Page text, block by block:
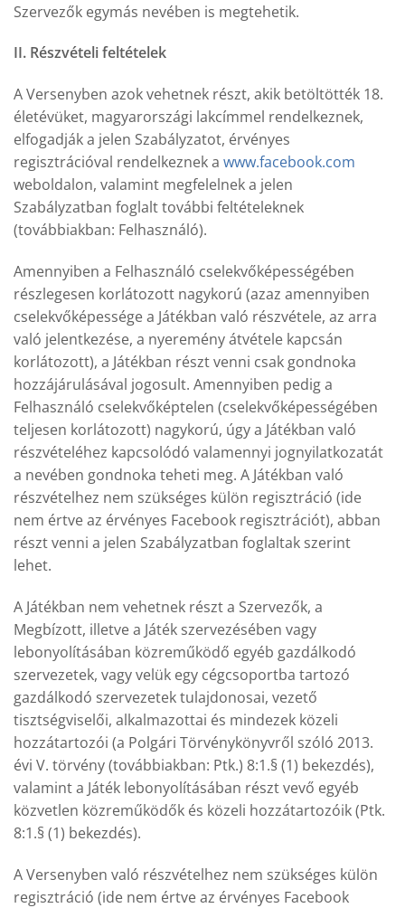
Szervezők egymás nevében is megtehetik.
II. Részvételi feltételek
A Versenyben azok vehetnek részt, akik betöltötték 18.
életévüket, magyarországi lakcímmel rendelkeznek,
elfogadják a jelen Szabályzatot, érvényes
regisztrációval rendelkeznek a www.facebook.com
weboldalon, valamint megfelelnek a jelen
Szabályzatban foglalt további feltételeknek
(továbbiakban: Felhasználó).
Amennyiben a Felhasználó cselekvőképességében
részlegesen korlátozott nagykorú (azaz amennyiben
cselekvőképessége a Játékban való részvétele, az arra
való jelentkezése, a nyeremény átvétele kapcsán
korlátozott), a Játékban részt venni csak gondnoka
hozzájárulásával jogosult. Amennyiben pedig a
Felhasználó cselekvőképtelen (cselekvőképességében
teljesen korlátozott) nagykorú, úgy a Játékban való
részvételéhez kapcsolódó valamennyi jognyilatkozatát
a nevében gondnoka teheti meg. A Játékban való
részvételhez nem szükséges külön regisztráció (ide
nem értve az érvényes Facebook regisztrációt), abban
részt venni a jelen Szabályzatban foglaltak szerint
lehet.
A Játékban nem vehetnek részt a Szervezők, a
Megbízott, illetve a Játék szervezésében vagy
lebonyolításában közreműködő egyéb gazdálkodó
szervezetek, vagy velük egy cégcsoportba tartozó
gazdálkodó szervezetek tulajdonosai, vezető
tisztségviselői, alkalmazottai és mindezek közeli
hozzátartozói (a Polgári Törvénykönyvről szóló 2013.
évi V. törvény (továbbiakban: Ptk.) 8:1.§ (1) bekezdés),
valamint a Játék lebonyolításában részt vevő egyéb
közvetlen közreműködők és közeli hozzátartozóik (Ptk.
8:1.§ (1) bekezdés).
A Versenyben való részvételhez nem szükséges külön
regisztráció (ide nem értve az érvényes Facebook